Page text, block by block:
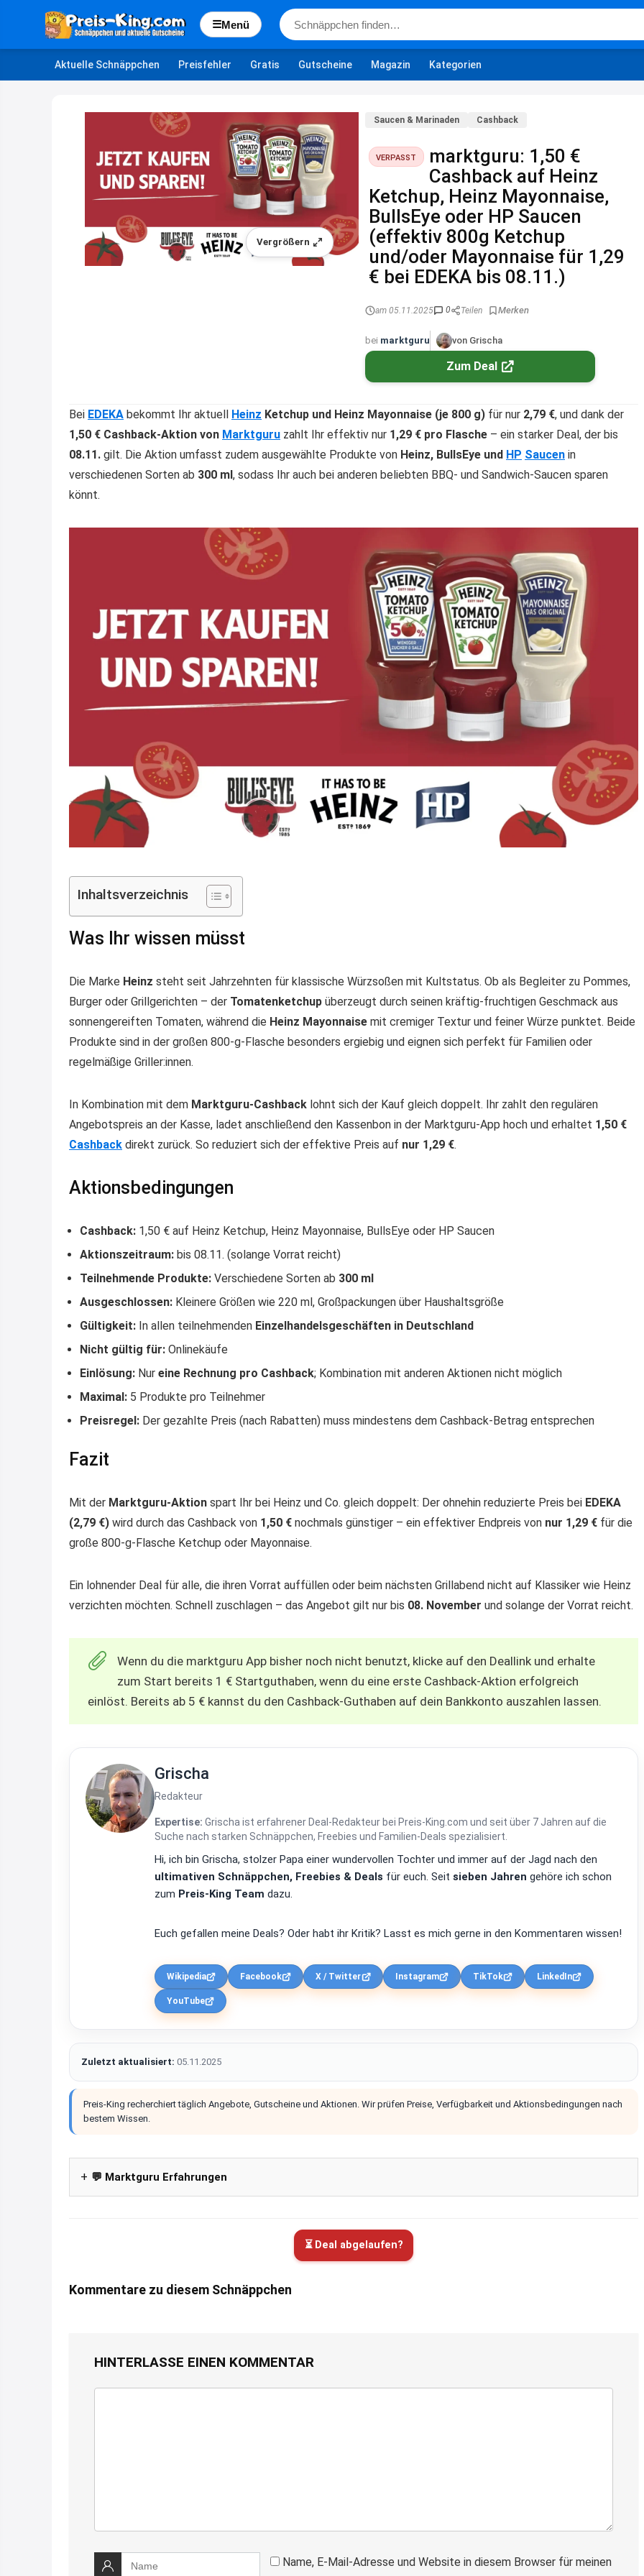
☰Menü
Aktuelle Schnäppchen Preisfehler Gratis Gutscheine Magazin Kategorien
Vergrößern
Saucen & Marinaden Cashback
VERPASST
marktguru: 1,50 €
Cashback auf Heinz
Ketchup, Heinz Mayonnaise,
BullsEye oder HP Saucen
(effektiv 800g Ketchup
und/oder Mayonnaise für 1,29
€ bei EDEKA bis 08.11.)
am 05.11.2025 0 Teilen
bei marktguru von Grischa
Zum Deal
Bei EDEKA bekommt Ihr aktuell Heinz Ketchup und Heinz Mayonnaise (je 800 g) für nur 2,79 €, und dank der
1,50 € Cashback-Aktion von Marktguru zahlt Ihr effektiv nur 1,29 € pro Flasche – ein starker Deal, der bis
08.11. gilt. Die Aktion umfasst zudem ausgewählte Produkte von Heinz, BullsEye und HP Saucen in
verschiedenen Sorten ab 300 ml, sodass Ihr auch bei anderen beliebten BBQ- und Sandwich-Saucen sparen
könnt.
Inhaltsverzeichnis
Was Ihr wissen müsst
Die Marke Heinz steht seit Jahrzehnten für klassische Würzsoßen mit Kultstatus. Ob als Begleiter zu Pommes,
Burger oder Grillgerichten – der Tomatenketchup überzeugt durch seinen kräftig-fruchtigen Geschmack aus
sonnengereiften Tomaten, während die Heinz Mayonnaise mit cremiger Textur und feiner Würze punktet. Beide
Produkte sind in der großen 800-g-Flasche besonders ergiebig und eignen sich perfekt für Familien oder
regelmäßige Griller:innen.
In Kombination mit dem Marktguru-Cashback lohnt sich der Kauf gleich doppelt. Ihr zahlt den regulären
Angebotspreis an der Kasse, ladet anschließend den Kassenbon in der Marktguru-App hoch und erhaltet 1,50 €
Cashback direkt zurück. So reduziert sich der effektive Preis auf nur 1,29 €.
Aktionsbedingungen
Cashback: 1,50 € auf Heinz Ketchup, Heinz Mayonnaise, BullsEye oder HP Saucen
Aktionszeitraum: bis 08.11. (solange Vorrat reicht)
Teilnehmende Produkte: Verschiedene Sorten ab 300 ml
Ausgeschlossen: Kleinere Größen wie 220 ml, Großpackungen über Haushaltsgröße
Gültigkeit: In allen teilnehmenden Einzelhandelsgeschäften in Deutschland
Nicht gültig für: Onlinekäufe
Einlösung: Nur eine Rechnung pro Cashback; Kombination mit anderen Aktionen nicht möglich
Maximal: 5 Produkte pro Teilnehmer
Preisregel: Der gezahlte Preis (nach Rabatten) muss mindestens dem Cashback-Betrag entsprechen
Fazit
Mit der Marktguru-Aktion spart Ihr bei Heinz und Co. gleich doppelt: Der ohnehin reduzierte Preis bei EDEKA
(2,79 €) wird durch das Cashback von 1,50 € nochmals günstiger – ein effektiver Endpreis von nur 1,29 € für die
große 800-g-Flasche Ketchup oder Mayonnaise.
Ein lohnender Deal für alle, die ihren Vorrat auffüllen oder beim nächsten Grillabend nicht auf Klassiker wie Heinz
verzichten möchten. Schnell zuschlagen – das Angebot gilt nur bis 08. November und solange der Vorrat reicht.
Wenn du die marktguru App bisher noch nicht benutzt, klicke auf den Deallink und erhalte
zum Start bereits 1 € Startguthaben, wenn du eine erste Cashback-Aktion erfolgreich
einlöst. Bereits ab 5 € kannst du den Cashback-Guthaben auf dein Bankkonto auszahlen lassen.
Grischa
Redakteur
Expertise: Grischa ist erfahrener Deal-Redakteur bei Preis-King.com und seit über 7 Jahren auf die
Suche nach starken Schnäppchen, Freebies und Familien-Deals spezialisiert.
Hi, ich bin Grischa, stolzer Papa einer wundervollen Tochter und immer auf der Jagd nach den
ultimativen Schnäppchen, Freebies & Deals für euch. Seit sieben Jahren gehöre ich schon
zum Preis-King Team dazu.
Euch gefallen meine Deals? Oder habt ihr Kritik? Lasst es mich gerne in den Kommentaren wissen!
Wikipedia Facebook X / Twitter Instagram TikTok LinkedIn
YouTube
Zuletzt aktualisiert: 05.11.2025
Preis-King recherchiert täglich Angebote, Gutscheine und Aktionen. Wir prüfen Preise, Verfügbarkeit und Aktionsbedingungen nach
bestem Wissen.
💬 Marktguru Erfahrungen
⏳ Deal abgelaufen?
Kommentare zu diesem Schnäppchen
HINTERLASSE EINEN KOMMENTAR
Name, E-Mail-Adresse und Website in diesem Browser für meinen